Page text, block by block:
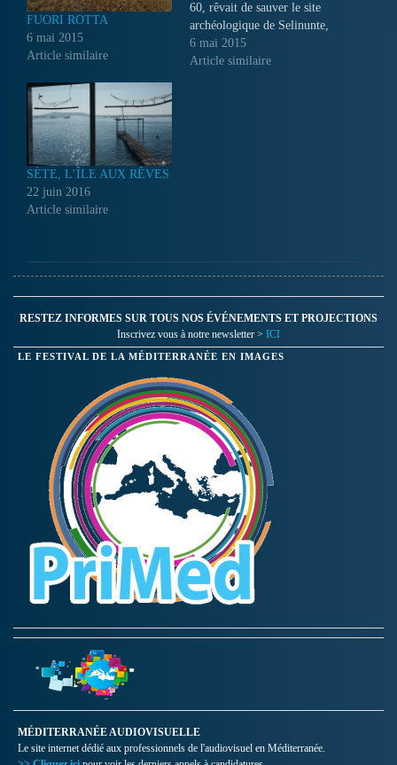
FUORI ROTTA
6 mai 2015
Article similaire
60, rêvait de sauver le site
archéologique de Selinunte,
une ville grecque du 7ème
siècle avant J.C., un rêve
6 mai 2015
Article similaire
SÈTE, L’ÎLE AUX RÊVES
22 juin 2016
Article similaire
RESTEZ INFORMES SUR TOUS NOS ÉVÉNEMENTS ET PROJECTIONS
Inscrivez vous à notre newsletter > ICI
LE FESTIVAL DE LA MÉDITERRANÉE EN IMAGES
MÉDITERRANÉE AUDIOVISUELLE
Le site internet dédié aux professionnels de l'audiovisuel en Méditerranée.